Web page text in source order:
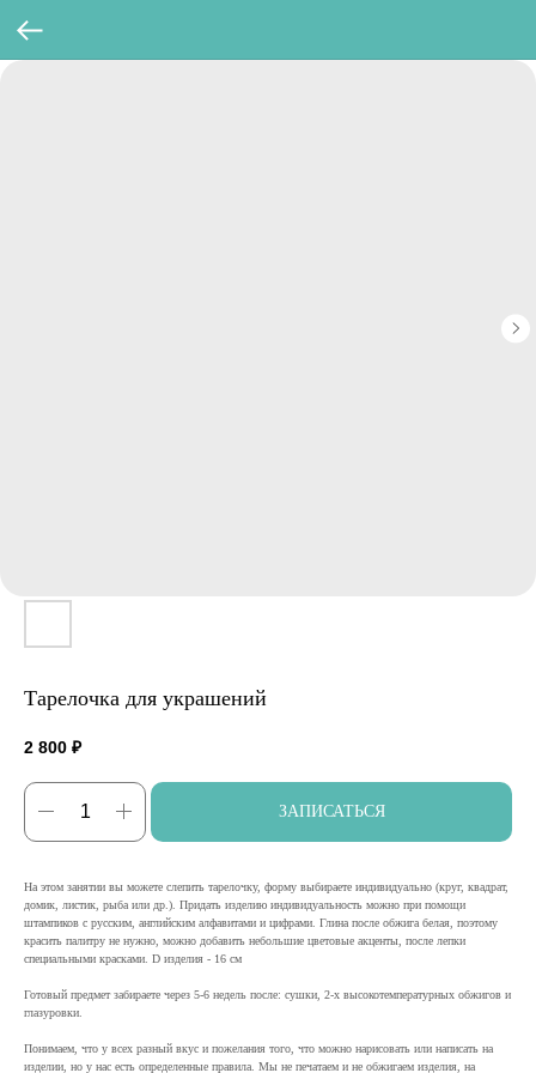
Тарелочка для украшений
2 800 ₽
ЗАПИСАТЬСЯ
На этом занятии вы можете слепить тарелочку, форму выбираете индивидуально (круг, квадрат,
домик, листик, рыба или др.). Придать изделию индивидуальность можно при помощи
штампиков с русским, английским алфавитами и цифрами. Глина после обжига белая, поэтому
красить палитру не нужно, можно добавить небольшие цветовые акценты, после лепки
специальными красками. D изделия - 16 см
Готовый предмет забираете через 5-6 недель после: сушки, 2-х высокотемпературных обжигов и
глазуровки.
Понимаем, что у всех разный вкус и пожелания того, что можно нарисовать или написать на
изделии, но у нас есть определенные правила. Мы не печатаем и не обжигаем изделия, на